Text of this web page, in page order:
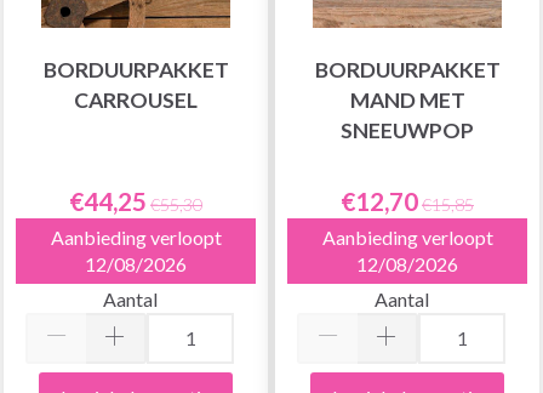
BORDUURPAKKET
CARROUSEL
€44,25 €55,30
Aanbieding verloopt
12/08/2026
Aantal
BORDUURPAKKET
MAND MET
SNEEUWPOP
€12,70€15,85
Aanbieding verloopt
12/08/2026
Aantal